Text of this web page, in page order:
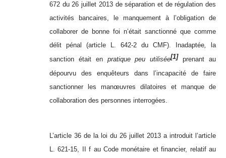
672 du 26 juillet 2013 de séparation et de régulation des
activités bancaires, le manquement à l’obligation de
collaborer de bonne foi n’était sanctionné que comme
délit pénal (article L. 642-2 du CMF). Inadaptée,
la
sanction était enpratique peu utilisée[1] prenant au
dépourvu des enquêteurs dans l’incapacité de faire
sanctionner les manœuvres dilatoires et manque de
collaboration des personnes interrogées.
L’article 36 de la loi du 26 juillet 2013 a introduit l’article
L. 621-15, II f au Code monétaire et financier, relatif au